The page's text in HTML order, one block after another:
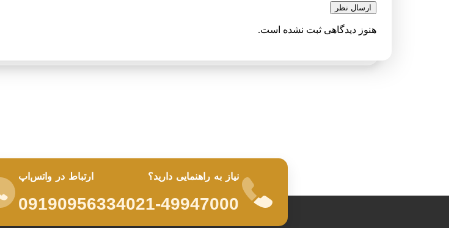
ارسال نظر
هنوز دیدگاهی ثبت نشده است.
نیاز به راهنمایی دارید؟
021-49947000
ارتباط در واتس‌اپ
09190956334